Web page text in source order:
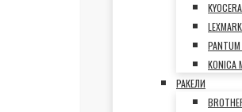
KONICA
РАКЕЛИ